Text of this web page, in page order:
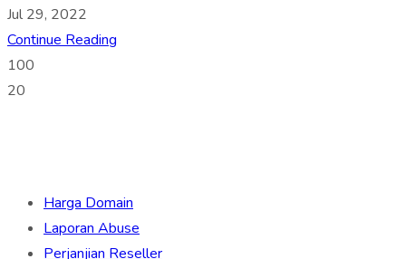
Jul 29, 2022
Continue Reading
100
20
Harga Domain
Laporan Abuse
Perjanjian Reseller